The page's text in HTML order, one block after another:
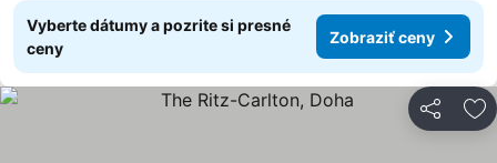
Vyberte dátumy a pozrite si presné
ceny
Zobraziť ceny
Zdieľať